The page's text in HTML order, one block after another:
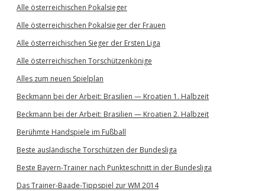
Alle österreichischen Pokalsieger
Alle österreichischen Pokalsieger der Frauen
Alle österreichischen Sieger der Ersten Liga
Alle österreichischen Torschützenkönige
Alles zum neuen Spielplan
Beckmann bei der Arbeit: Brasilien — Kroatien 1. Halbzeit
Beckmann bei der Arbeit: Brasilien — Kroatien 2. Halbzeit
Berühmte Handspiele im Fußball
Beste ausländische Torschützen der Bundesliga
Beste Bayern-Trainer nach Punkteschnitt in der Bundesliga
Das Trainer-Baade-Tippspiel zur WM 2014